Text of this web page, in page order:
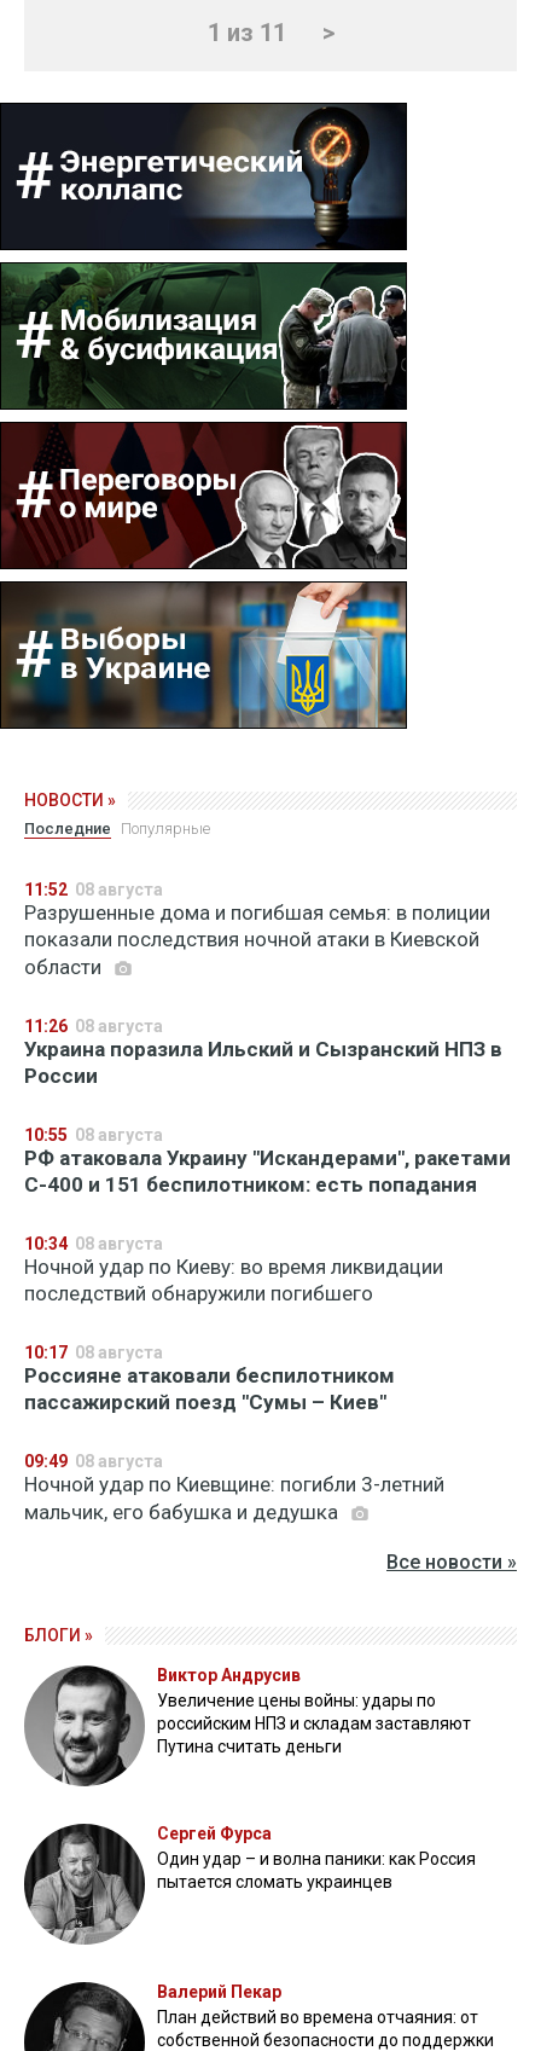
1 из 11 >
НОВОСТИ »
Последние Популярные
11:52 08 августа
Разрушенные дома и погибшая семья: в полиции
показали последствия ночной атаки в Киевской
области
11:26 08 августа
Украина поразила Ильский и Сызранский НПЗ в
России
10:55 08 августа
РФ атаковала Украину "Искандерами", ракетами
С-400 и 151 беспилотником: есть попадания
10:34 08 августа
Ночной удар по Киеву: во время ликвидации
последствий обнаружили погибшего
10:17 08 августа
Россияне атаковали беспилотником
пассажирский поезд "Сумы – Киев"
09:49 08 августа
Ночной удар по Киевщине: погибли 3-летний
мальчик, его бабушка и дедушка
Все новости »
БЛОГИ »
Виктор Андрусив
Увеличение цены войны: удары по
российским НПЗ и складам заставляют
Путина считать деньги
Сергей Фурса
Один удар – и волна паники: как Россия
пытается сломать украинцев
Валерий Пекар
План действий во времена отчаяния: от
собственной безопасности до поддержки